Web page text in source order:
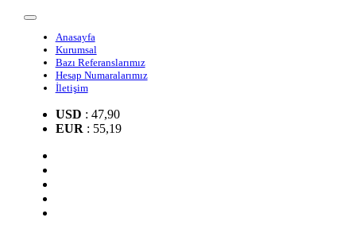
Anasayfa
Kurumsal
Bazı Referanslarımız
Hesap Numaralarımız
İletişim
USD : 47,90
EUR : 55,19